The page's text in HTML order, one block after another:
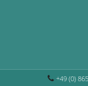
+49 (0)